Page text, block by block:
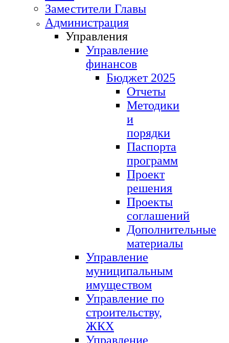
Заместители Главы
Администрация
Управления
Управление
финансов
Бюджет 2025
Отчеты
Методики
и
порядки
Паспорта
программ
Проект
решения
Проекты
соглашений
Дополнительные
материалы
Управление
муниципальным
имуществом
Управление по
строительству,
ЖКХ
Управление